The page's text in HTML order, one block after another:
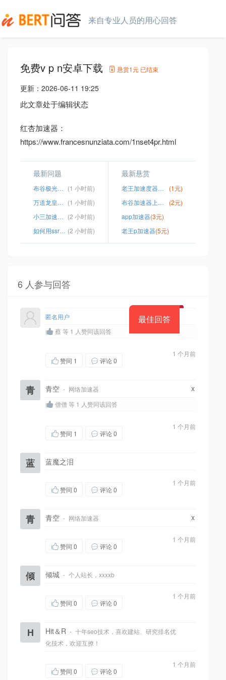
来自专业人员的用心回答
免费v p n安卓下载 悬赏1元 已结束
更新： 2026-06-11 19:25
此文章处于编辑状态
红杏加速器：
https://www.francesnunziata.com/1nset4pr.html
最新问题
布谷极光加速器破解版 (1 小时前)
万道龙皇大结局 (1 小时前)
小三加速器app官方下载 (2 小时前)
如何用ssr节点 (2 小时前)
最新悬赏
老王加速度器官方
(1元)
布谷加速器上古卷轴OL
(2元)
app加速器(3元)
老王p加速器(5元)
6 人参与回答
最佳回答
匿名用户
蔡 等 1 人赞同该回答
1 个月前
赞同 1 评论 0
青 青空 · 网络加速器 x
僧僧 等 1 人赞同该回答
1 个月前
赞同 1 评论 0
蓝 蓝魔之泪
1 个月前
赞同 0 评论 0
青 青空 · 网络加速器 x
1 个月前
赞同 0 评论 0
倾 倾城 · 个人站长，xxxxb
1 个月前
赞同 0 评论 0
H Hit＆R · 十年seo技术，喜欢建站、研究排名优
化技术，欢迎互撩！
1 个月前
赞同 0 评论 0